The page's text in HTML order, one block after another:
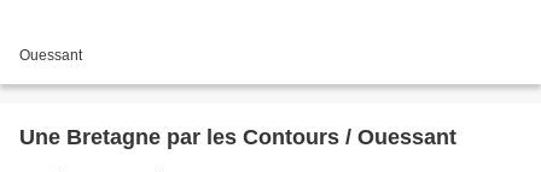
Ouessant
Une Bretagne par les Contours / Ouessant